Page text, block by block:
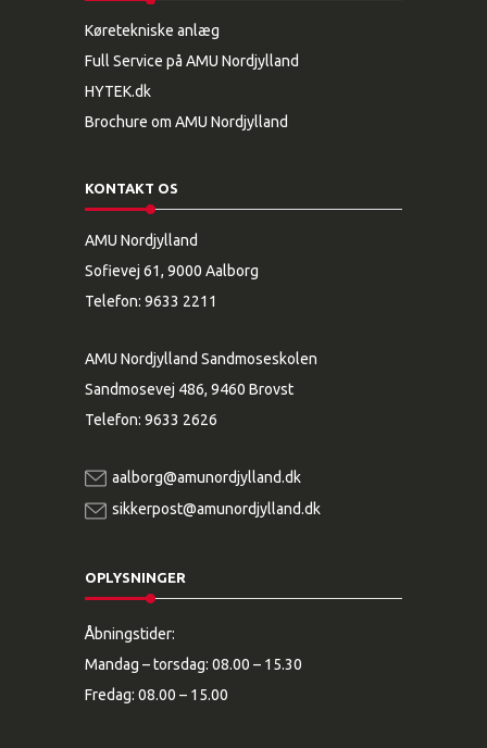
Køretekniske anlæg
Full Service på AMU Nordjylland
HYTEK.dk
Brochure om AMU Nordjylland
KONTAKT OS
AMU Nordjylland
Sofievej 61, 9000 Aalborg
Telefon: 9633 2211
AMU Nordjylland Sandmoseskolen
Sandmosevej 486, 9460 Brovst
Telefon: 9633 2626
aalborg@amunordjylland.dk
sikkerpost@amunordjylland.dk
OPLYSNINGER
Åbningstider:
Mandag – torsdag: 08.00 – 15.30
Fredag: 08.00 – 15.00